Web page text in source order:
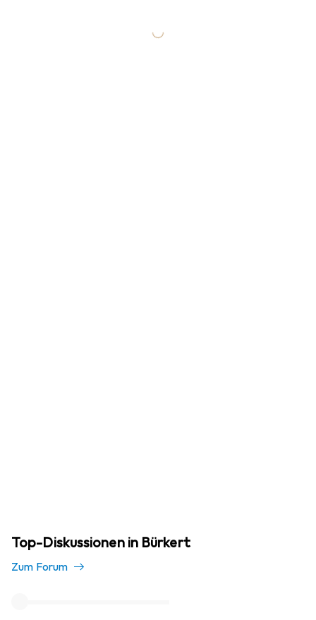
Top-Diskussionen in Bürkert
Zum Forum